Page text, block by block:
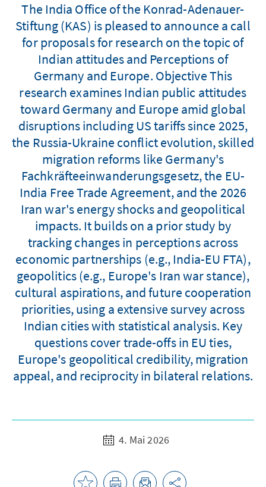
The India Office of the Konrad-Adenauer-
Stiftung (KAS) is pleased to announce a call
for proposals for research on the topic of
Indian attitudes and Perceptions of
Germany and Europe. Objective This
research examines Indian public attitudes
toward Germany and Europe amid global
disruptions including US tariffs since 2025,
the Russia-Ukraine conflict evolution, skilled
migration reforms like Germany's
Fachkräfteeinwanderungsgesetz, the EU-
India Free Trade Agreement, and the 2026
Iran war's energy shocks and geopolitical
impacts. It builds on a prior study by
tracking changes in perceptions across
economic partnerships (e.g., India-EU FTA),
geopolitics (e.g., Europe's Iran war stance),
cultural aspirations, and future cooperation
priorities, using a extensive survey across
Indian cities with statistical analysis. Key
questions cover trade-offs in EU ties,
Europe's geopolitical credibility, migration
appeal, and reciprocity in bilateral relations.
4. Mai 2026